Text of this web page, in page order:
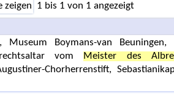
zeigen 1 bis 1 von 1 angezeigt
Museum Boymans-van
vom Meister des
Chorherrenstift,